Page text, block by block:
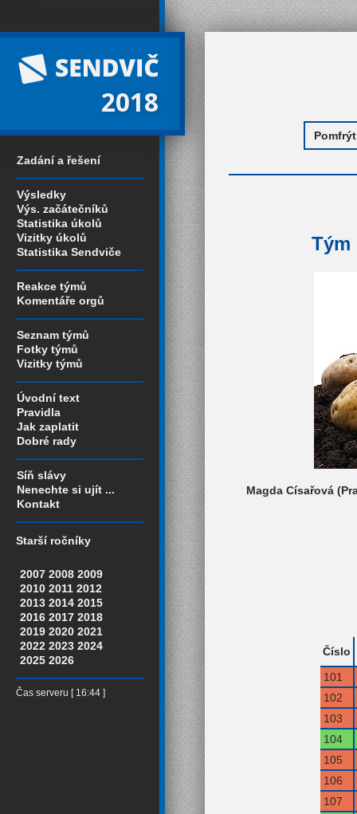
2018
Zadání a řešení
Výsledky
Výs. začátečníků
Statistika úkolů
Vizitky úkolů
Statistika Sendviče
Reakce týmů
Komentáře orgů
Seznam týmů
Fotky týmů
Vizitky týmů
Úvodní text
Pravidla
Jak zaplatit
Dobré rady
Síň slávy
Nenechte si ujít ...
Kontakt
Starší ročníky
2007 2008 2009
2010 2011 2012
2013 2014 2015
2016 2017 2018
2019 2020 2021
2022 2023 2024
2025 2026
Čas serveru [ 16:44 ]
Tým
Magda Císařová
Číslo
101
102
103
104
105
106
107